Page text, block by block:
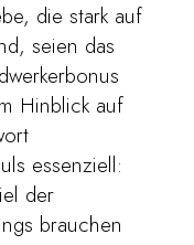
die stark auf
seien das
Hinblick auf
essenziell:
der
brauchen